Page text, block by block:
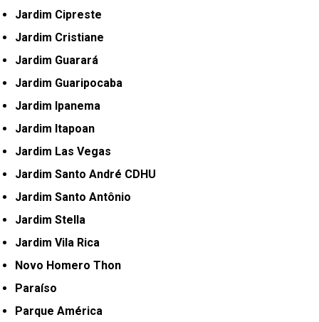
Jardim Cipreste
Jardim Cristiane
Jardim Guarará
Jardim Guaripocaba
Jardim Ipanema
Jardim Itapoan
Jardim Las Vegas
Jardim Santo André CDHU
Jardim Santo Antônio
Jardim Stella
Jardim Vila Rica
Novo Homero Thon
Paraíso
Parque América